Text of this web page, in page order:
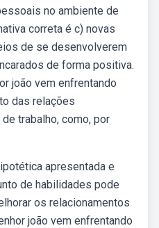
no ambiente de
correta é c) novas
de se desenvolverem
de forma positiva.
joão vem enfrentando
das relações
trabalho, como, por
apresentada e
de habilidades pode
os relacionamentos
joão vem enfrentando